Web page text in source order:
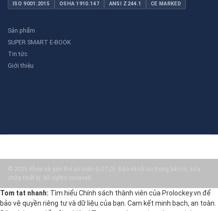
ISO 9001:2015 OSHA 1910.147 ANSI Z244.1 CE MARKED
Sản phẩm
SUPER SMART E-BOOK
Tin tức
Giới thiệu
© 2025 Khóa và gắn thẻ an toàn (LOTO): Bảo vệ tối ưu trong bảo trì, sửa
chữa thiết bị. All rights reserved.
Tom tat nhanh: Tìm hiểu Chính sách thành viên của Prolockey.vn để
bảo vệ quyền riêng tư và dữ liệu của bạn. Cam kết minh bạch, an toàn.